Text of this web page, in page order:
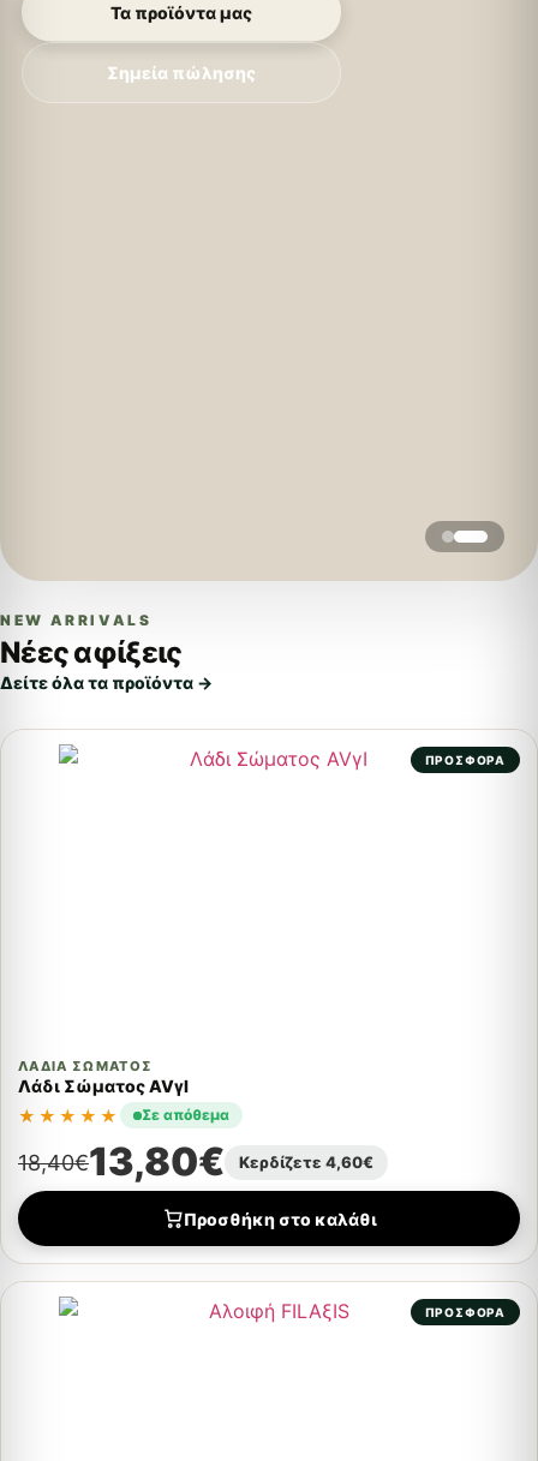
Τα προϊόντα μας
Σημεία πώλησης
NEW ARRIVALS
Νέες αφίξεις
Δείτε όλα τα προϊόντα →
ΠΡΟΣΦΟΡΑ
ΛΆΔΙΑ ΣΏΜΑΤΟΣ
Λάδι Σώματος AVγI
★★★★★
Σε απόθεμα
18,40€13,80€ Κερδίζετε 4,60€
Προσθήκη στο καλάθι
ΠΡΟΣΦΟΡΑ